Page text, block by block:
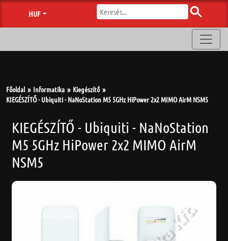
HUF
Főoldal Informatika
Kiegészítő
KIEGÉSZÍTŐ - Ubiquiti - NaNoStation M5 5GHz HiPower 2x2 MIMO AirM NSM5
KIEGÉSZÍTŐ - Ubiquiti - NaNoStation
M5 5GHz HiPower 2x2 MIMO AirM
NSM5